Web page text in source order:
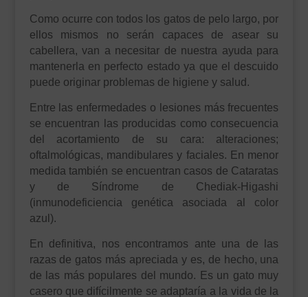
Como ocurre con todos los gatos de pelo largo, por
ellos mismos no serán capaces de asear su
cabellera, van a necesitar de nuestra ayuda para
mantenerla en perfecto estado ya que el descuido
puede originar problemas de higiene y salud.
Entre las enfermedades o lesiones más frecuentes
se encuentran las producidas como consecuencia
del acortamiento de su cara: alteraciones;
oftalmológicas, mandibulares y faciales. En menor
medida también se encuentran casos de Cataratas
y de Síndrome de Chediak-Higashi
(inmunodeficiencia genética asociada al color
azul).
En definitiva, nos encontramos ante una de las
razas de gatos más apreciada y es, de hecho, una
de las más populares del mundo. Es un gato muy
casero que difícilmente se adaptaría a la vida de la